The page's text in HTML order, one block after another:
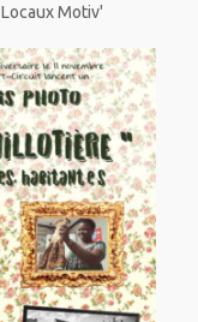
Locaux Motiv'